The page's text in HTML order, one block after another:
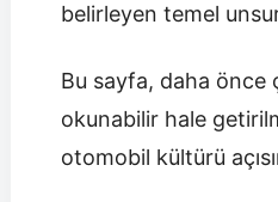
belirleyen temel
Bu sayfa, daha önce
okunabilir hale
otomobil kültürü